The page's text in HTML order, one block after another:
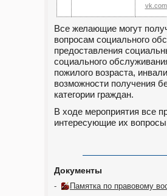
Все желающие могут
вопросам социального
предоставления
социального
пожилого возраста,
возможности получения
категории граждан.
В ходе мероприятия все
интересующие их
Документы
-
Памятка по правовому